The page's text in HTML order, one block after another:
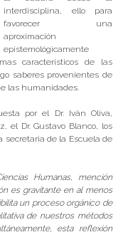
interdisciplina, ello para
favorecer una
aproximación
epistemológicamente
característicos de las
saberes provenientes de
las humanidades.
por el Dr. Iván Oliva,
el Dr. Gustavo Blanco, los
secretaria de la Escuela de
Humanas, mención
es gravitante en al menos
un proceso orgánico de
de nuestros métodos
esta reflexión